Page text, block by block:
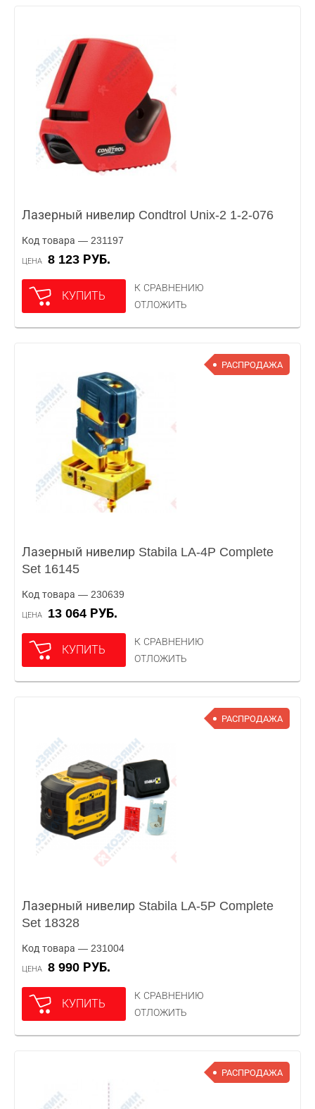
Лазерный нивелир Condtrol Unix-2 1-2-076
Код товара — 231197
ЦЕНА 8 123 РУБ.
КУПИТЬ
К СРАВНЕНИЮ
ОТЛОЖИТЬ
РАСПРОДАЖА
Лазерный нивелир Stabila LA-4P Complete
Set 16145
Код товара — 230639
ЦЕНА 13 064 РУБ.
КУПИТЬ
К СРАВНЕНИЮ
ОТЛОЖИТЬ
РАСПРОДАЖА
Лазерный нивелир Stabila LA-5P Complete
Set 18328
Код товара — 231004
ЦЕНА 8 990 РУБ.
КУПИТЬ
К СРАВНЕНИЮ
ОТЛОЖИТЬ
РАСПРОДАЖА